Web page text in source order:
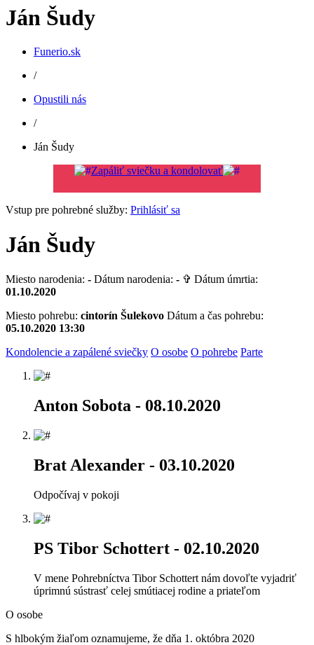
Ján Šudy
Funerio.sk
/
Opustili nás
/
Ján Šudy
Zapáliť sviečku a kondolovať
Vstup pre pohrebné služby: Prihlásiť sa
Ján Šudy
Miesto narodenia: - Dátum narodenia: - ✞ Dátum úmrtia:
01.10.2020
Miesto pohrebu: cintorín Šulekovo Dátum a čas pohrebu:
05.10.2020 13:30
Kondolencie a zapálené sviečky O osobe O pohrebe Parte
Anton Sobota - 08.10.2020
Brat Alexander - 03.10.2020
Odpočívaj v pokoji
PS Tibor Schottert - 02.10.2020
V mene Pohrebníctva Tibor Schottert nám dovoľte vyjadriť
úprimnú sústrasť celej smútiacej rodine a priateľom
O osobe
S hlbokým žiaľom oznamujeme, že dňa 1. októbra 2020